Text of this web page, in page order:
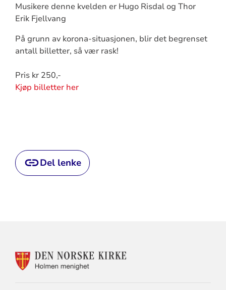
Musikere denne kvelden er Hugo Risdal og Thor
Erik Fjellvang
På grunn av korona-situasjonen, blir det begrenset
antall billetter, så vær rask!
Pris kr 250,-
Kjøp billetter her
Del lenke
KONTAKTINFORMASJON